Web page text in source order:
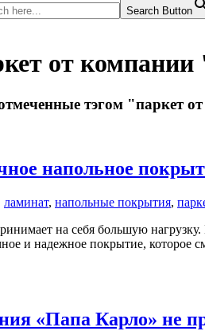
Search Button
от
тэгом "паркет
напольное
ламинат, напольные покрытия,
на себя большую
и надежное покрытие, которое
«Папа Карло» не